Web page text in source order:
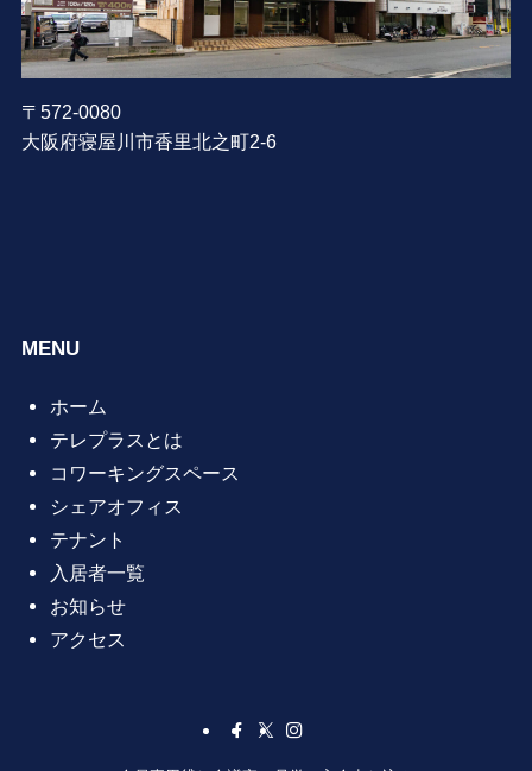
〒572-0080
大阪府寝屋川市香里北之町2-6
MENU
ホーム
テレプラスとは
コワーキングスペース
シェアオフィス
テナント
入居者一覧
お知らせ
アクセス